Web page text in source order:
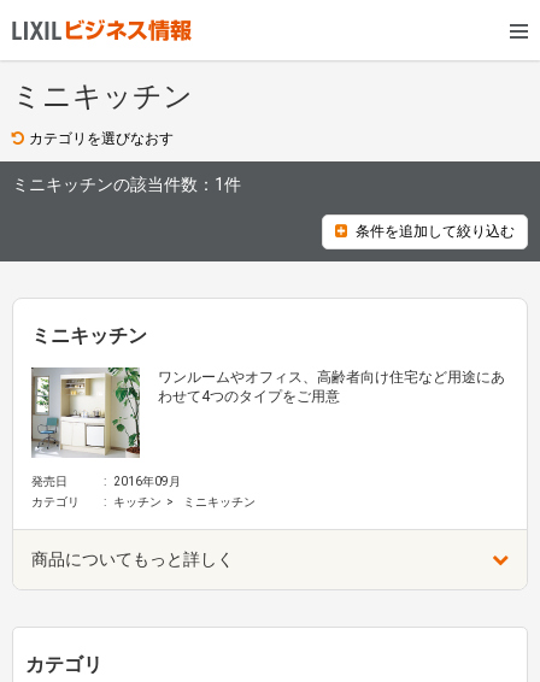
ミニキッチン
カテゴリを選びなおす
ミニキッチンの該当件数： 1件
条件を追加して絞り込む
ミニキッチン
ワンルームやオフィス、高齢者向け住宅など用途にあ
わせて4つのタイプをご用意
発売日
2016年09月
カテゴリ
キッチン ミニキッチン
商品についてもっと詳しく
カテゴリ